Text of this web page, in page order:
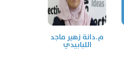
م.دانة زهير ماجد
اللبابيدي